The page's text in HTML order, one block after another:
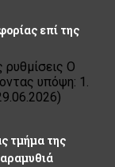
επί της
Ο
υπόψη: 1.
τμήμα της